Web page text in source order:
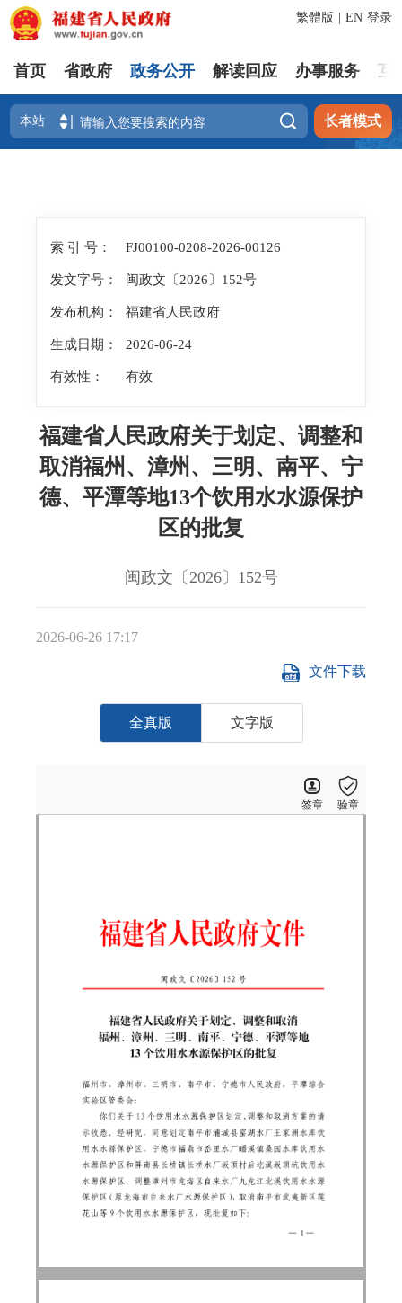
登录
繁體版 EN
首页 省政府 政务公开 解读回应 办事服务 互
 长者模式
索 引 号： FJ00100-0208-2026-00126
发文字号： 闽政文〔2026〕152号
发布机构： 福建省人民政府
生成日期： 2026-06-24
有效性： 有效
福建省人民政府关于划定、调整和
取消福州、漳州、三明、南平、宁
德、平潭等地13个饮用水水源保护
区的批复
闽政文〔2026〕152号
2026-06-26 17:17
全真版 文字版
文件下载